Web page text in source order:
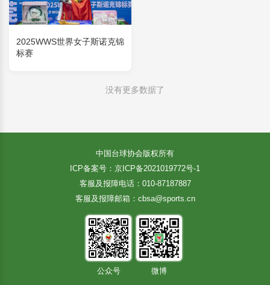
2025WWS世界女子斯诺克锦
标赛
没有更多数据了
中国台球协会版权所有
ICP备案号：京ICP备2021019772号-1
客服及报障电话：010-87187887
客服及报障邮箱：cbsa@sports.cn
公众号 微博